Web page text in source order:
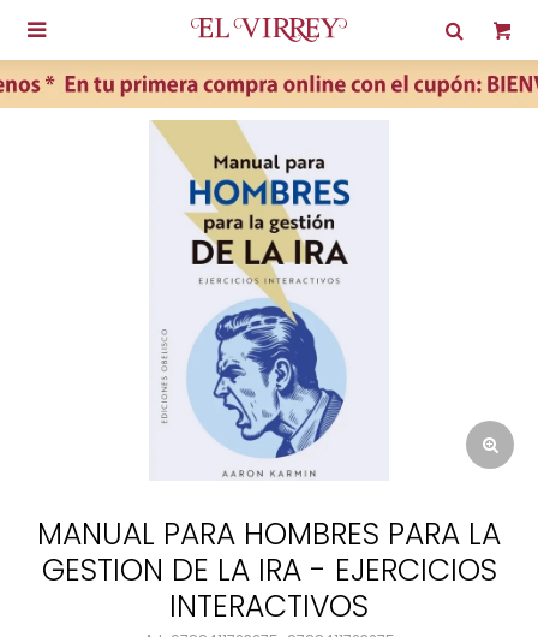

MANUAL PARA HOMBRES PARA LA
GESTION DE LA IRA - EJERCICIOS
INTERACTIVOS